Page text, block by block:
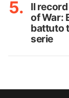
Il
of War:
battuto
serie